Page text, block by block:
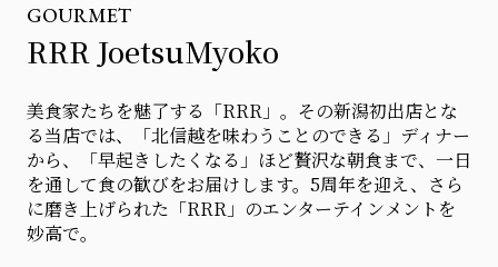
GOURMET
RRR JoetsuMyoko
美食家たちを魅了する「RRR」。その新潟初出店とな
る当店では、「北信越を味わうことのできる」ディナー
から、「早起きしたくなる」ほど贅沢な朝食まで、一日
を通して食の歓びをお届けします。5周年を迎え、さら
に磨き上げられた「RRR」のエンターテインメントを
妙高で。